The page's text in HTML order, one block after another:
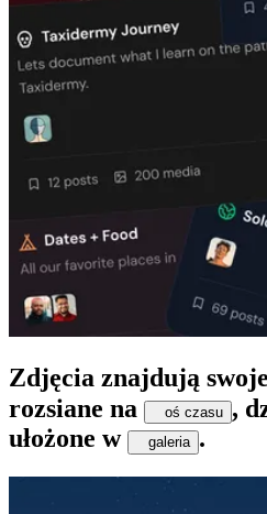
Zdjęcia znajdują
rozsiane na
oś czasu ,
ułożone w
galeria .